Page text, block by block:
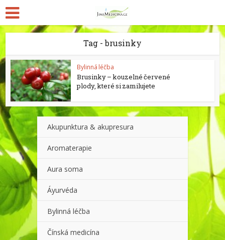
Tag - brusinky
Bylinná léčba
Brusinky – kouzelné červené
plody, které si zamilujete
Akupunktura & akupresura
Aromaterapie
Aura soma
Áyurvéda
Bylinná léčba
Čínská medicína